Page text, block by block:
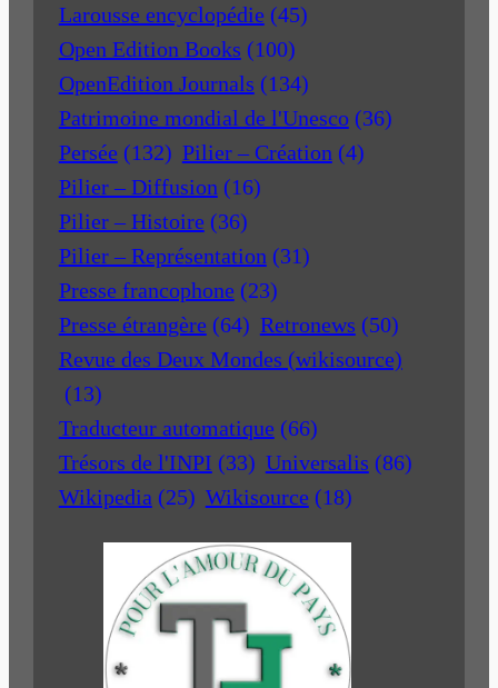
Larousse encyclopédie (45)
Open Edition Books (100)
OpenEdition Journals (134)
Patrimoine mondial de l'Unesco (36)
Persée (132) Pilier – Création (4)
Pilier – Diffusion (16)
Pilier – Histoire (36)
Pilier – Représentation (31)
Presse francophone (23)
Presse étrangère (64) Retronews (50)
Revue des Deux Mondes (wikisource)
(13)
Traducteur automatique (66)
Trésors de l'INPI (33) Universalis (86)
Wikipedia (25) Wikisource (18)